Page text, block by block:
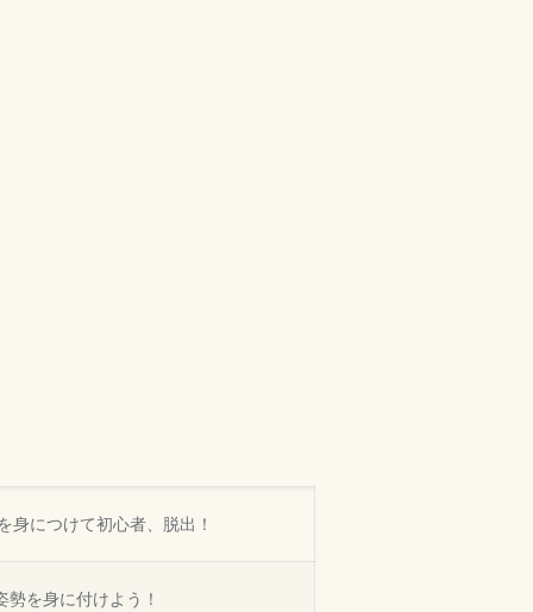
につけて初心者、脱出！
を身に付けよう！